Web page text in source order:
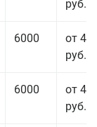
руб.
6000
от 42
руб.
6000
от 42
руб.